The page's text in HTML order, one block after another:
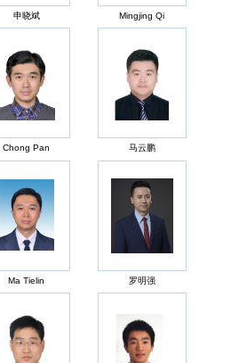
申晓斌 Mingjing Qi
Chong Pan 马云鹏
Ma Tielin 罗明强